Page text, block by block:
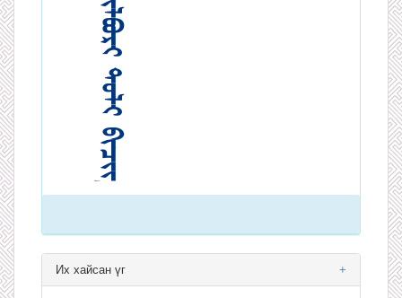
+
Их хайсан үг